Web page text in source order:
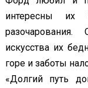
интересны
искусства их
горе и заботы
«Долгий путь